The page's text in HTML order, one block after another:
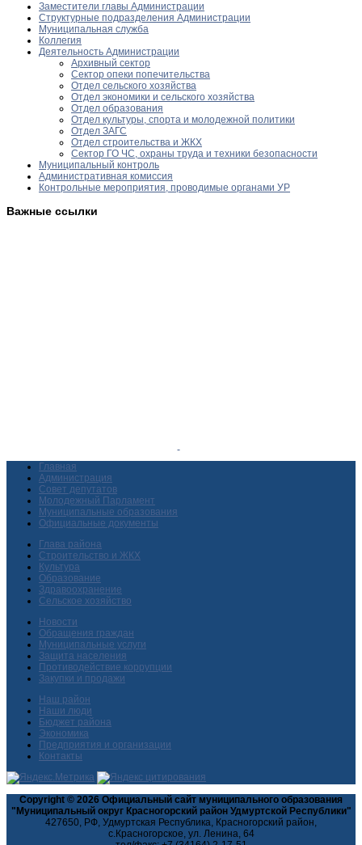
Заместители главы Администрации
Структурные подразделения Администрации
Муниципальная служба
Коллегия
Деятельность Администрации
Архивный сектор
Сектор опеки попечительства
Отдел сельского хозяйства
Отдел экономики и сельского хозяйства
Отдел образования
Отдел культуры, спорта и молодежной политики
Отдел ЗАГС
Отдел строительства и ЖКХ
Сектор ГО ЧС, охраны труда и техники безопасности
Муниципальный контроль
Административная комиссия
Контрольные мероприятия, проводимые органами УР
Важные ссылки
Главная
Администрация
Совет депутатов
Молодежный Парламент
Муниципальные образования
Официальные документы
Глава района
Строительство и ЖКХ
Культура
Образование
Здравоохранение
Сельское хозяйство
Новости
Обращения граждан
Муниципальные услуги
Защита населения
Противодействие коррупции
Закупки и продажи
Наш район
Наши люди
Бюджет района
Экономика
Предприятия и организации
Контакты
Copyright © 2026 Официальный сайт муниципального образования
"Муниципальный округ Красногорский район Удмуртской Республики"
427650, РФ, Удмуртская Республика, Красногорский район,
с.Красногорское, ул. Ленина, 64